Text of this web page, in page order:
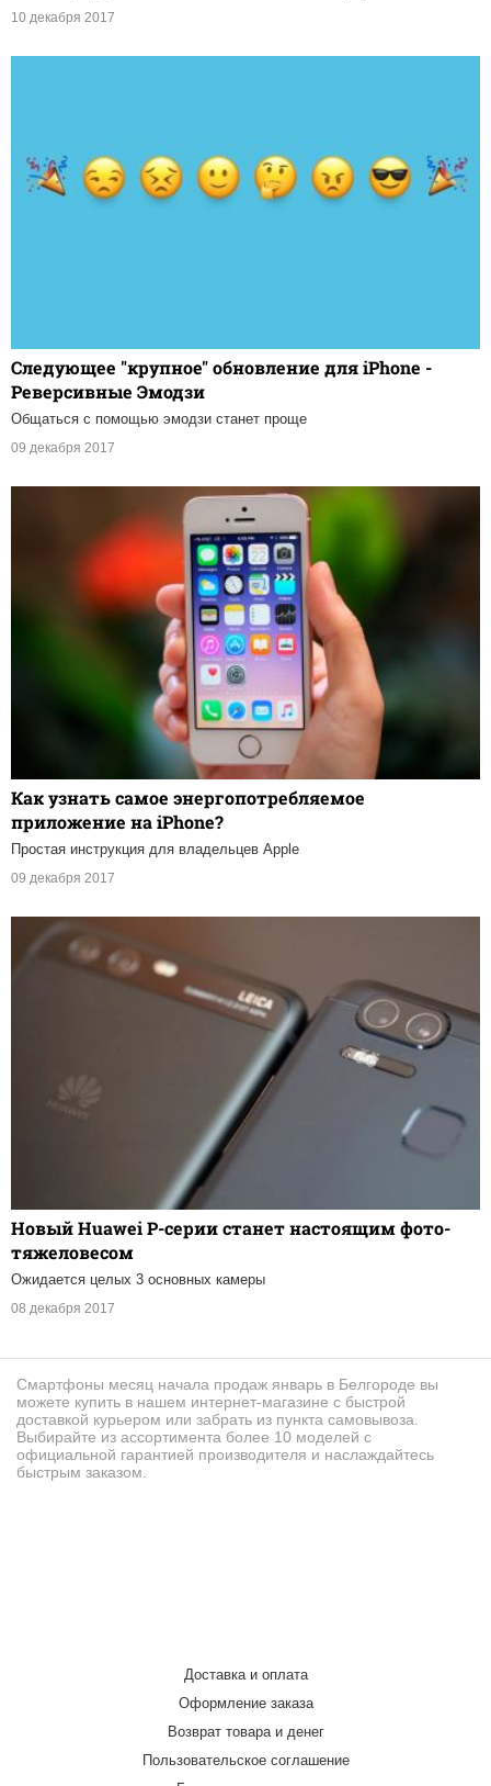
10 декабря 2017
Следующее "крупное" обновление для iPhone -
Реверсивные Эмодзи
Общаться с помощью эмодзи станет проще
09 декабря 2017
Как узнать самое энергопотребляемое
приложение на iPhone?
Простая инструкция для владельцев Apple
09 декабря 2017
Новый Huawei P-серии станет настоящим фото-
тяжеловесом
Ожидается целых 3 основных камеры
08 декабря 2017
Смартфоны месяц начала продаж январь в Белгороде вы
можете купить в нашем интернет-магазине с быстрой
доставкой курьером или забрать из пункта самовывоза.
Выбирайте из ассортимента более 10 моделей с
официальной гарантией производителя и наслаждайтесь
быстрым заказом.
Доставка и оплата
Оформление заказа
Возврат товара и денег
Пользовательское соглашение